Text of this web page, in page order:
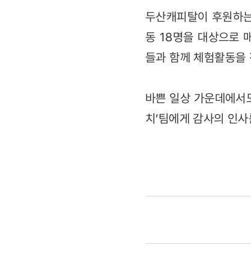
두산캐피탈이 후원하
동 18명을 대상으로
들과 함께 체험활동을
바쁜 일상 가운데에서
치’팀에게 감사의 인